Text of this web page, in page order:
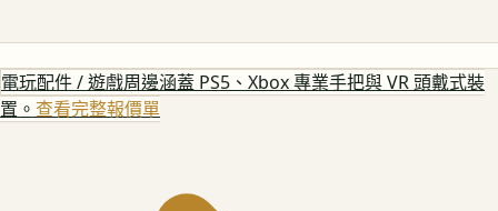
電玩配件 / 遊戲周邊涵蓋 PS5、Xbox 專業手把與 VR 頭戴式裝
置。 查看完整報價單